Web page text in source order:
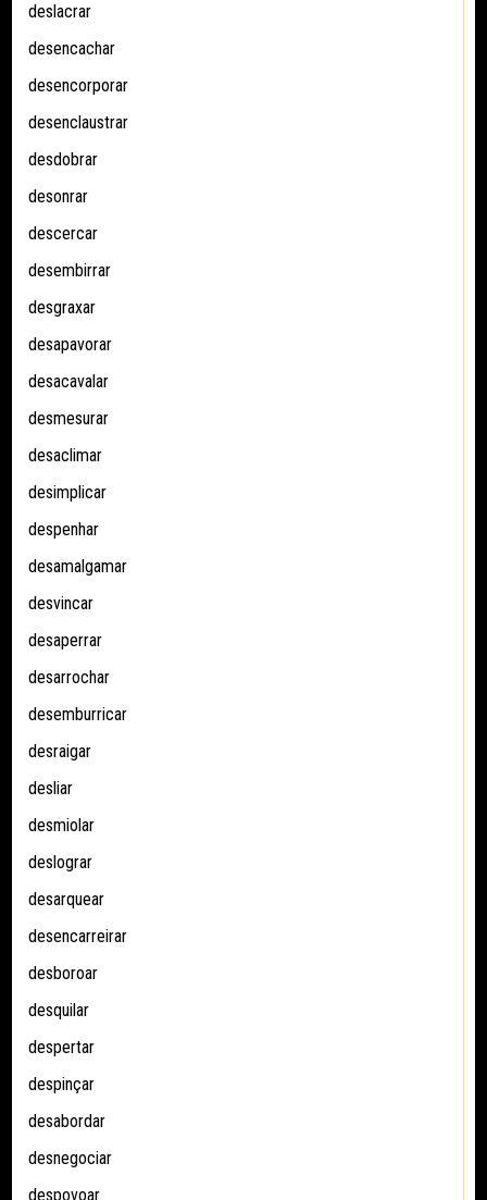
deslacrar
desencachar
desencorporar
desenclaustrar
desdobrar
desonrar
descercar
desembirrar
desgraxar
desapavorar
desacavalar
desmesurar
desaclimar
desimplicar
despenhar
desamalgamar
desvincar
desaperrar
desarrochar
desemburricar
desraigar
desliar
desmiolar
deslograr
desarquear
desencarreirar
desboroar
desquilar
despertar
despinçar
desabordar
desnegociar
despovoar